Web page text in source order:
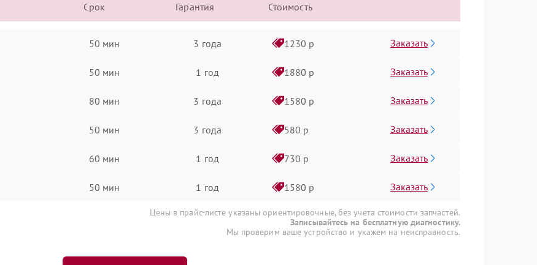
Срок Гарантия Стоимость
50 мин 3 года 1230 р Заказать
50 мин 1 год 1880 р Заказать
80 мин 3 года 1580 р Заказать
50 мин 3 года 580 р Заказать
60 мин 1 год 730 р Заказать
50 мин 1 год 1580 р Заказать
Цены в прайс-листе указаны ориентировочные, без учета стоимости запчастей.
Записывайтесь на бесплатную диагностику.
Мы проверим ваше устройство и укажем на неисправность.